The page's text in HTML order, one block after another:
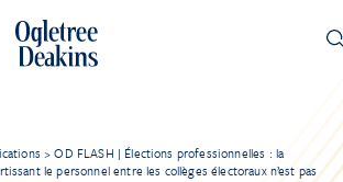
>OD FLASH | Élections professionnelles : la
le personnel entre les collèges électoraux n’est pas